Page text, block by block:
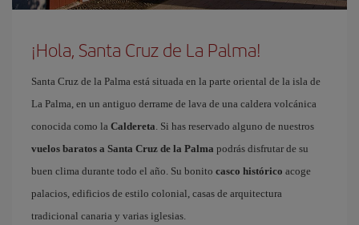
¡Hola, Santa Cruz de La Palma!
Santa Cruz de la Palma está situada en la parte oriental de la isla de
La Palma, en un antiguo derrame de lava de una caldera volcánica
conocida como la Caldereta. Si has reservado alguno de nuestros
vuelos baratos a Santa Cruz de la Palma podrás disfrutar de su
buen clima durante todo el año. Su bonito casco histórico acoge
palacios, edificios de estilo colonial, casas de arquitectura
tradicional canaria y varias iglesias.